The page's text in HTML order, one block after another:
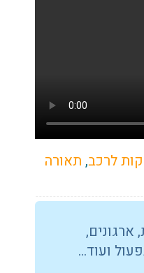
לרכב, תאורה
ארגונים,
ועוד…